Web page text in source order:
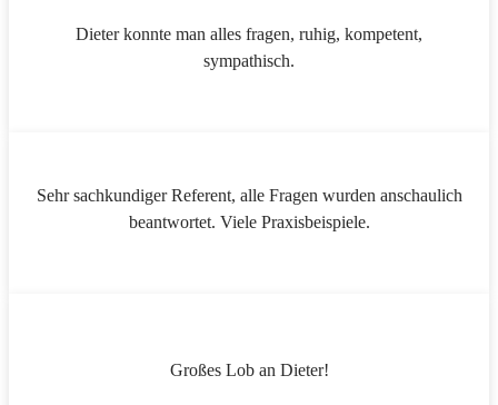
Dieter konnte man alles fragen, ruhig, kompetent,
sympathisch.
Sehr sachkundiger Referent, alle Fragen wurden anschaulich
beantwortet. Viele Praxisbeispiele.
Großes Lob an Dieter!